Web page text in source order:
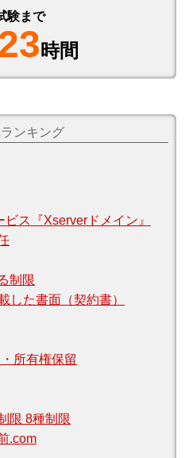
験まで
時間
ンキング
ス『Xserverドメイン』
制限
した書面（契約書）
所有権保留
限 8種制限
.com